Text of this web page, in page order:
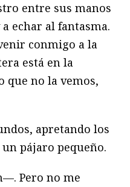
entre sus manos
echar al fantasma.
conmigo a la
está en la
que no la vemos,
apretando los
pájaro pequeño.
Pero no me